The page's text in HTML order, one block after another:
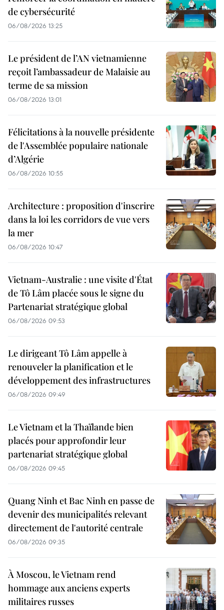
de cybersécurité
06/08/2026 13:25
Le président de l’AN vietnamienne
reçoit l’ambassadeur de Malaisie au
terme de sa mission
06/08/2026 13:01
Félicitations à la nouvelle présidente
de l'Assemblée populaire nationale
d’Algérie
06/08/2026 10:55
Architecture : proposition d'inscrire
dans la loi les corridors de vue vers
la mer
06/08/2026 10:47
Vietnam-Australie : une visite d'État
de Tô Lâm placée sous le signe du
Partenariat stratégique global
06/08/2026 09:53
Le dirigeant Tô Lâm appelle à
renouveler la planification et le
développement des infrastructures
06/08/2026 09:49
Le Vietnam et la Thaïlande bien
placés pour approfondir leur
partenariat stratégique global
06/08/2026 09:45
Quang Ninh et Bac Ninh en passe de
devenir des municipalités relevant
directement de l'autorité centrale
06/08/2026 09:35
À Moscou, le Vietnam rend
hommage aux anciens experts
militaires russes